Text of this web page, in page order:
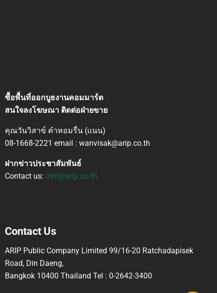
ซื้อพื้นที่ออกบูธงานคอมมาร์ต
สนใจลงโฆษณา ติดต่อฝ่ายขาย
คุณวันวิสาข์ คำหอมรื่น (แนน)
08-1668-2221 email : wanvisak@arip.co.th
ฝากข่าวประชาสัมพันธ์
Contact us: ctm@arip.co.th
Contact Us
ARIP Public Company Limited 99/16-20 Ratchadapisek
Road, Din Daeng,
Bangkok 10400 Thailand Tel : 0-2642-3400